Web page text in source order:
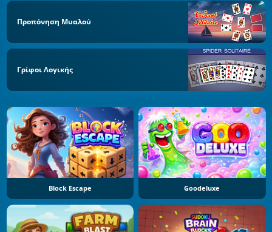
Προπόνηση Μυαλού
Γρίφοι Λογικής
Block Escape Goodeluxe